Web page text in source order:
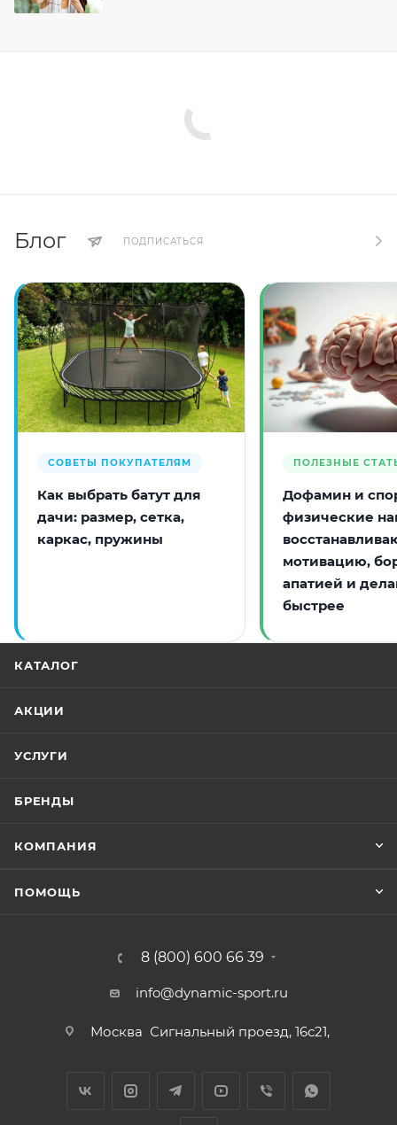
Блог ПОДПИСАТЬСЯ
СОВЕТЫ ПОКУПАТЕЛЯМ
Как выбрать батут для
дачи: размер, сетка,
каркас, пружины
ПОЛЕЗНЫЕ
Дофамин и
физические
мотивацию,
апатией и
быстрее
КАТАЛОГ
АКЦИИ
УСЛУГИ
БРЕНДЫ
КОМПАНИЯ
ПОМОЩЬ
8 (800) 600 66 39
info@dynamic-sport.ru
Москва Сигнальный проезд, 16с21,